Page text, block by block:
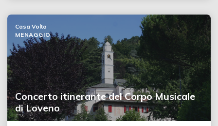
Concerto itinerante del Corpo Musicale
di Loveno
Casa Volta
MENAGGIO